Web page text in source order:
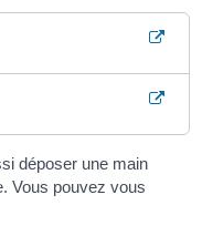
déposer une main
Vous pouvez vous